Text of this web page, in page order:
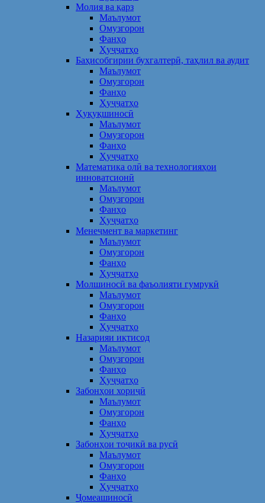
Молия ва қарз
Маълумот
Омузгорон
Фанҳо
Ҳуҷҷатҳо
Баҳисобгирии бухгалтерӣ, таҳлил ва аудит
Маълумот
Омузгорон
Фанҳо
Ҳуҷҷатҳо
Ҳуқуқшиносӣ
Маълумот
Омузгорон
Фанҳо
Ҳуҷҷатҳо
Математика олӣ ва технологияҳои
инноватсионӣ
Маълумот
Омузгорон
Фанҳо
Ҳуҷҷатҳо
Менеҷмент ва маркетинг
Маълумот
Омузгорон
Фанҳо
Ҳуҷҷатҳо
Молшиносӣ ва фаъолияти гумрукӣ
Маълумот
Омузгорон
Фанҳо
Ҳуҷҷатҳо
Назарияи иқтисод
Маълумот
Омузгорон
Фанҳо
Ҳуҷҷатҳо
Забонҳои хориҷӣ
Маълумот
Омузгорон
Фанҳо
Ҳуҷҷатҳо
Забонҳои тоҷикӣ ва русӣ
Маълумот
Омузгорон
Фанҳо
Ҳуҷҷатҳо
Ҷомеашиносӣ